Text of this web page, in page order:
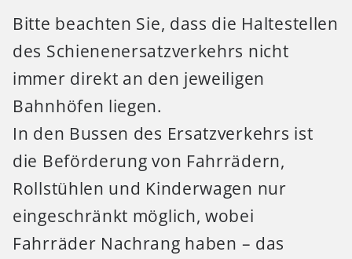
Bitte beachten Sie, dass die Haltestellen
des Schienenersatzverkehrs nicht
immer direkt an den jeweiligen
Bahnhöfen liegen.
In den Bussen des Ersatzverkehrs ist
die Beförderung von Fahrrädern,
Rollstühlen und Kinderwagen nur
eingeschränkt möglich, wobei
Fahrräder Nachrang haben – das